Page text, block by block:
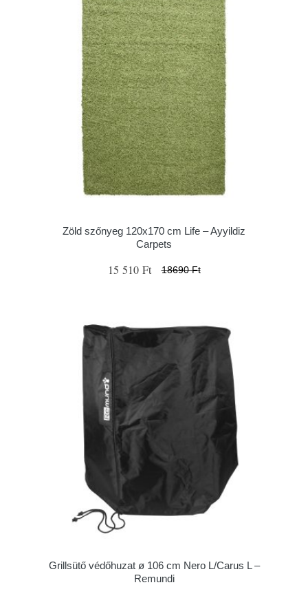
Zöld szőnyeg 120x170 cm Life – Ayyildiz
Carpets
15 510 Ft 18690 Ft
Grillsütő védőhuzat ø 106 cm Nero L/Carus L –
Remundi